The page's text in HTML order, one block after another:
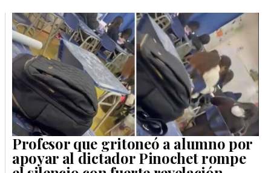
Profesor que gritoneó a alumno por
apoyar al dictador Pinochet rompe